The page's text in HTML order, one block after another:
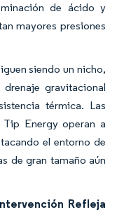
de ácido y
mayores presiones
siendo un nicho,
gravitacional
térmica. Las
Energy operan a
el entorno de
de gran tamaño aún
Refleja